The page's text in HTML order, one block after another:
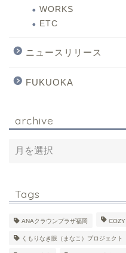
WORKS
ETC
ニュースリリース
FUKUOKA
archive
Tags
ANAクラウンプラザ福岡 COZY
くもりなき眼（まなこ）プロジェクト